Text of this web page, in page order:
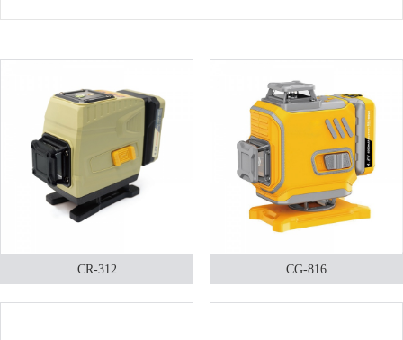
CR-312 CG-816